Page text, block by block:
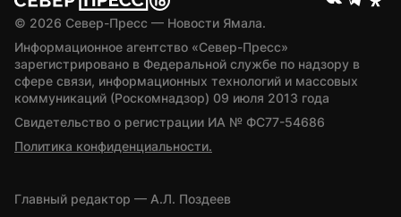
© 2026 Север-Пресс — Новости Ямала.
Информационное агентство «Север-Пресс»
зарегистрировано в Федеральной службе по надзору в
сфере связи, информационных технологий и массовых
коммуникаций (Роскомнадзор) 09 июля 2013 года
Свидетельство о регистрации ИА № ФС77-54686
Политика конфиденциальности.
Главный редактор — А.Л. Поздеев